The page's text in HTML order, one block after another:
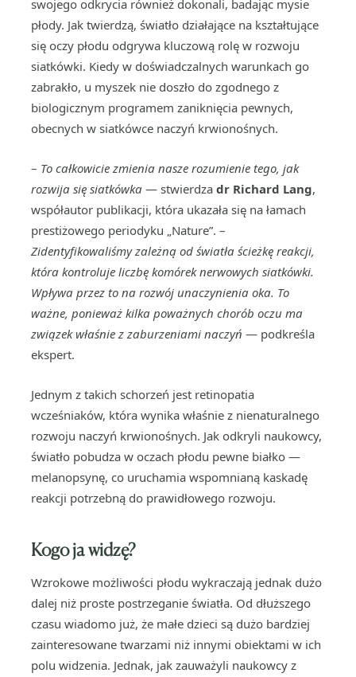
swojego odkrycia również dokonali, badając mysie
płody. Jak twierdzą, światło działające na kształtujące
się oczy płodu odgrywa kluczową rolę w rozwoju
siatkówki. Kiedy w doświadczalnych warunkach go
zabrakło, u myszek nie doszło do zgodnego z
biologicznym programem zaniknięcia pewnych,
obecnych w siatkówce naczyń krwionośnych.
– To całkowicie zmienia nasze rozumienie tego, jak
rozwija się siatkówka — stwierdza dr Richard Lang,
współautor publikacji, która ukazała się na łamach
prestiżowego periodyku „Nature”. –
Zidentyfikowaliśmy zależną od światła ścieżkę reakcji,
która kontroluje liczbę komórek nerwowych siatkówki.
Wpływa przez to na rozwój unaczynienia oka. To
ważne, ponieważ kilka poważnych chorób oczu ma
związek właśnie z zaburzeniami naczyń — podkreśla
ekspert.
Jednym z takich schorzeń jest retinopatia
wcześniaków, która wynika właśnie z nienaturalnego
rozwoju naczyń krwionośnych. Jak odkryli naukowcy,
światło pobudza w oczach płodu pewne białko —
melanopsynę, co uruchamia wspomnianą kaskadę
reakcji potrzebną do prawidłowego rozwoju.
Kogo ja widzę?
Wzrokowe możliwości płodu wykraczają jednak dużo
dalej niż proste postrzeganie światła. Od dłuższego
czasu wiadomo już, że małe dzieci są dużo bardziej
zainteresowane twarzami niż innymi obiektami w ich
polu widzenia. Jednak, jak zauważyli naukowcy z